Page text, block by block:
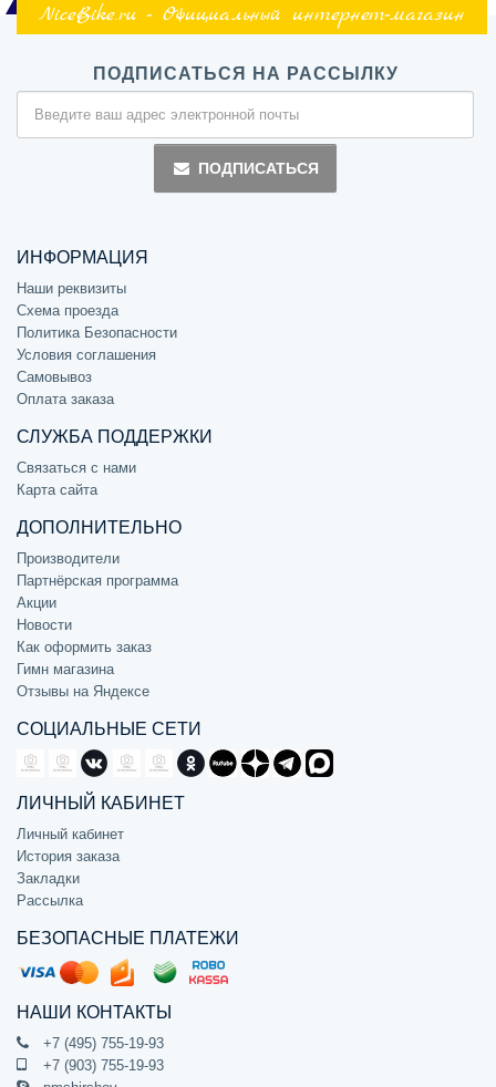
NiceBike.ru - Официальный интернет-магазин
ПОДПИСАТЬСЯ НА РАССЫЛКУ
ПОДПИСАТЬСЯ
ИНФОРМАЦИЯ
Наши реквизиты
Схема проезда
Политика Безопасности
Условия соглашения
Самовывоз
Оплата заказа
СЛУЖБА ПОДДЕРЖКИ
Связаться с нами
Карта сайта
ДОПОЛНИТЕЛЬНО
Производители
Партнёрская программа
Акции
Новости
Как оформить заказ
Гимн магазина
Отзывы на Яндексе
СОЦИАЛЬНЫЕ СЕТИ
ЛИЧНЫЙ КАБИНЕТ
Личный кабинет
История заказа
Закладки
Рассылка
БЕЗОПАСНЫЕ ПЛАТЕЖИ
НАШИ КОНТАКТЫ
+7 (495) 755-19-93
+7 (903) 755-19-93